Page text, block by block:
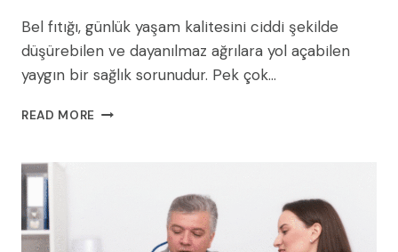
Bel fıtığı, günlük yaşam kalitesini ciddi şekilde
düşürebilen ve dayanılmaz ağrılara yol açabilen
yaygın bir sağlık sorunudur. Pek çok…
READ MORE BEL
AMELIYATSIZ